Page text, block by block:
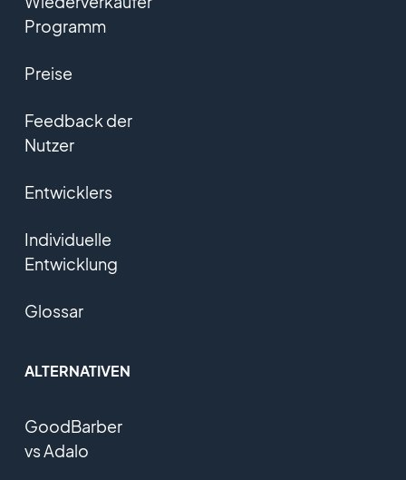
Programm
Preise
Feedback der
Nutzer
Entwicklers
Individuelle
Entwicklung
Glossar
ALTERNATIVEN
GoodBarber
vs Adalo